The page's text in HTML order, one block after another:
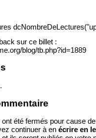
sur ce billet :
blog/tb.php?id=1889
été fermés pour cause
continuer à en écrire en